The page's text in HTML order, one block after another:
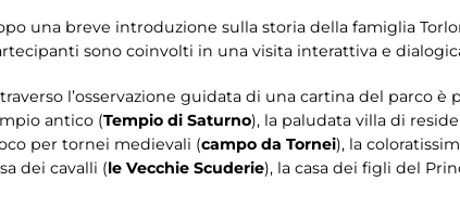
una breve introduzione sulla storia della famiglia
sono coinvolti in una visita interattiva e
l’osservazione guidata di una cartina del parco
antico (Tempio di Saturno), la paludata villa di
per tornei medievali (campo da Tornei), la
dei cavalli (le Vecchie Scuderie), la casa dei figli del